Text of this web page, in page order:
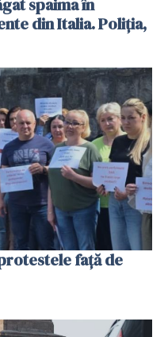
spaima în
din Italia. Poliția,
faţă de